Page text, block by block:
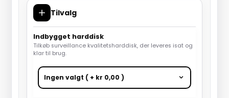
Tilvalg
Indbygget harddisk
Tilkøb surveillance kvalitetsharddisk, der leveres isat og
klar til brug.